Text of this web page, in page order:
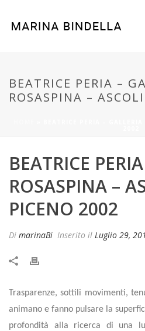
BEATRICE PERIA –
ROSASPINA –
BEATRICE
ROSASPINA –
PICENO 2002
Di marinaBi Inserito il Luglio 29,
Trasparenze, sottili movimenti,
animano e fanno pulsare la
profondità alla ricerca di una